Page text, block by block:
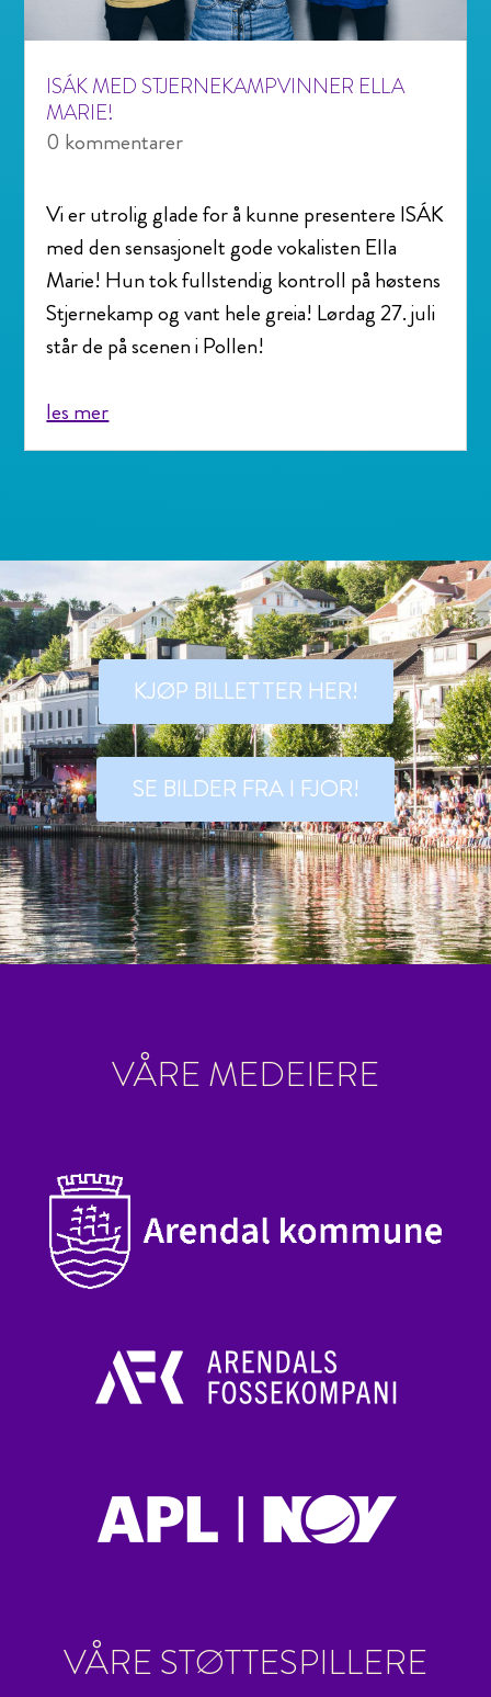
ISÁK MED STJERNEKAMPVINNER ELLA
MARIE!
0 kommentarer
Vi er utrolig glade for å kunne presentere ISÁK
med den sensasjonelt gode vokalisten Ella
Marie! Hun tok fullstendig kontroll på høstens
Stjernekamp og vant hele greia! Lørdag 27. juli
står de på scenen i Pollen!
les mer
KJØP BILLETTER HER!
SE BILDER FRA I FJOR!
VÅRE MEDEIERE
VÅRE STØTTESPILLERE